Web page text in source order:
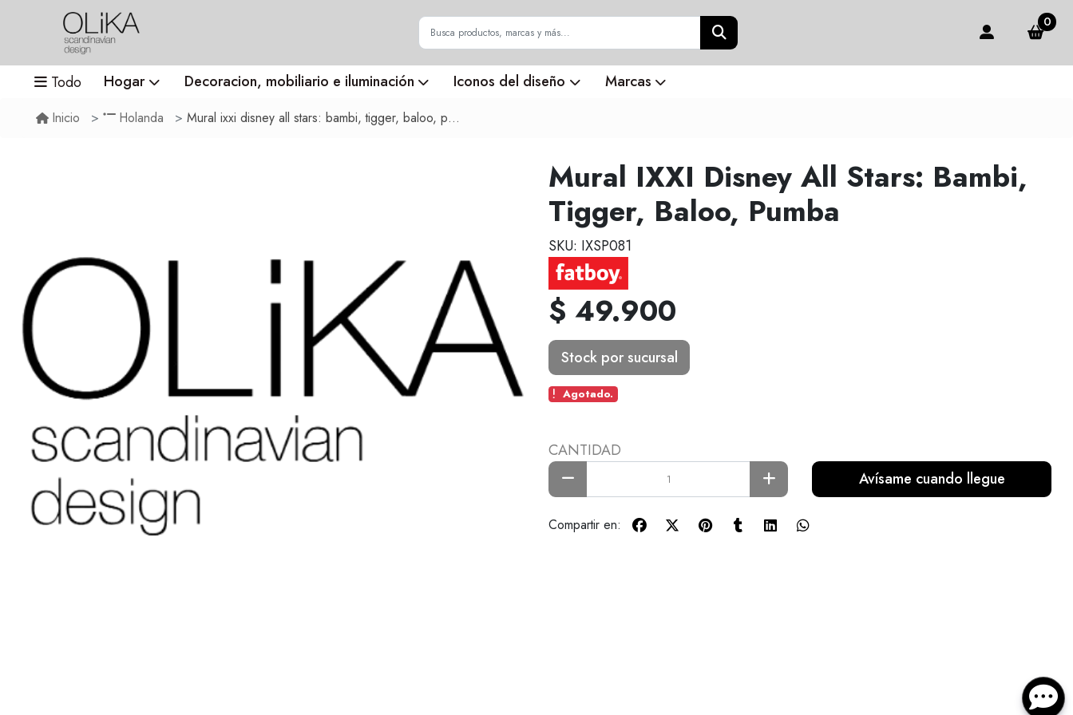
0
Todo Hogar Decoracion, mobiliario e iluminación Iconos del diseño Marcas
Inicio Holanda Mural ixxi disney all stars: bambi, tigger, baloo, pumba
Mural IXXI Disney All Stars: Bambi,
Tigger, Baloo, Pumba
SKU: IXSP081
$ 49.900
Stock por sucursal
Agotado.
CANTIDAD
Avísame cuando llegue
Compartir en: